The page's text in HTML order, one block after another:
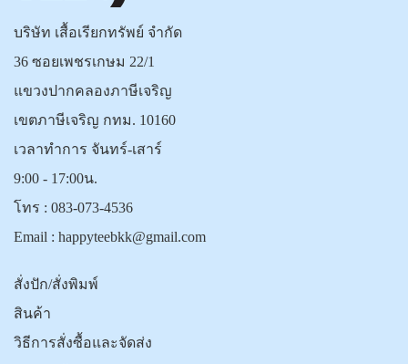
บริษัท เสื้อเรียกทรัพย์ จำกัด
36 ซอยเพชรเกษม 22/1
แขวงปากคลองภาษีเจริญ
เขตภาษีเจริญ กทม. 10160
เวลาทำการ จันทร์-เสาร์
9:00 - 17:00น.
โทร : 083-073-4536
Email : happyteebkk@gmail.com
สั่งปัก/สั่งพิมพ์
สินค้า
วิธีการสั่งซื้อและจัดส่ง